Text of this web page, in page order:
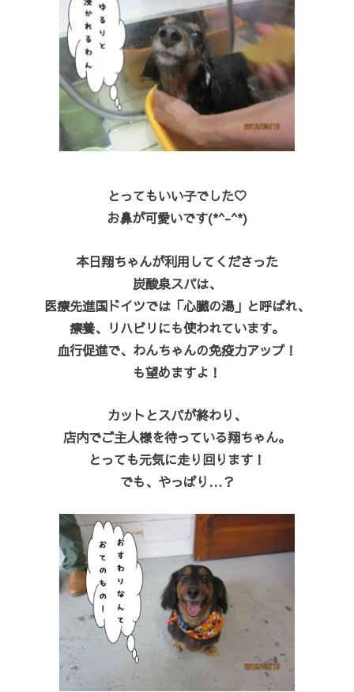
とってもいい子でした♡
お鼻が可愛いです(*^-^*)
本日翔ちゃんが利用してくださった
炭酸泉スパは、
医療先進国ドイツでは「心臓の湯」と呼ばれ、
療養、リハビリにも使われています。
血行促進で、わんちゃんの免疫力アップ！
も望めますよ！
カットとスパが終わり、
店内でご主人様を待っている翔ちゃん。
とっても元気に走り回ります！
でも、やっぱり…？